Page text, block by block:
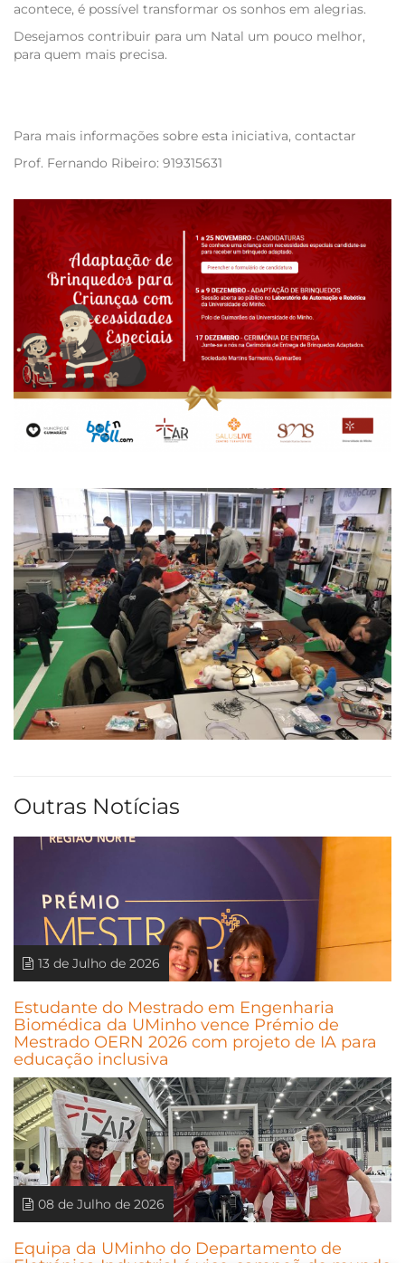
acontece, é possível transformar os sonhos em alegrias.
Desejamos contribuir para um Natal um pouco melhor,
para quem mais precisa.
Para mais informações sobre esta iniciativa, contactar
Prof. Fernando Ribeiro: 919315631
Outras Notícias
13 de Julho de 2026
Estudante do Mestrado em Engenharia
Biomédica da UMinho vence Prémio de
Mestrado OERN 2026 com projeto de IA para
educação inclusiva
08 de Julho de 2026
Equipa da UMinho do Departamento de